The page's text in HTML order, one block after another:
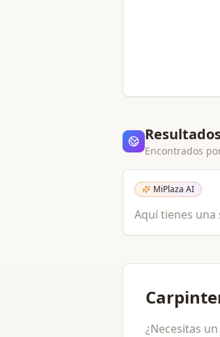
Encontrados
MiPlaza AI
Aquí tienes
¿Necesitas